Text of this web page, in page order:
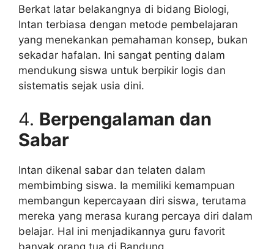
Berkat latar belakangnya di bidang Biologi,
Intan terbiasa dengan metode pembelajaran
yang menekankan pemahaman konsep, bukan
sekadar hafalan. Ini sangat penting dalam
mendukung siswa untuk berpikir logis dan
sistematis sejak usia dini.
4. Berpengalaman dan
Sabar
Intan dikenal sabar dan telaten dalam
membimbing siswa. Ia memiliki kemampuan
membangun kepercayaan diri siswa, terutama
mereka yang merasa kurang percaya diri dalam
belajar. Hal ini menjadikannya guru favorit
banyak orang tua di Bandung.